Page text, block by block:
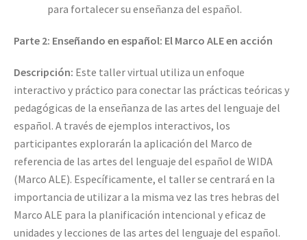
para fortalecer su enseñanza del español.
Parte 2: Enseñando en español: El Marco ALE en acción
Descripción: Este taller virtual utiliza un enfoque
interactivo y práctico para conectar las prácticas teóricas y
pedagógicas de la enseñanza de las artes del lenguaje del
español. A través de ejemplos interactivos, los
participantes explorarán la aplicación del Marco de
referencia de las artes del lenguaje del español de WIDA
(Marco ALE). Específicamente, el taller se centrará en la
importancia de utilizar a la misma vez las tres hebras del
Marco ALE para la planificación intencional y eficaz de
unidades y lecciones de las artes del lenguaje del español.